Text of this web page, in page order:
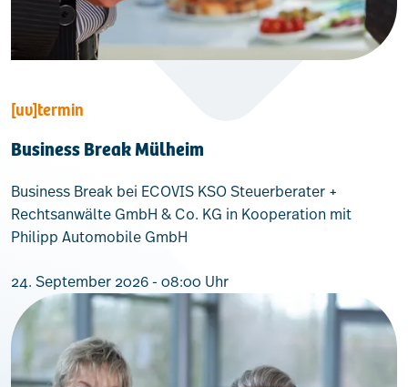
[uv]termin
Business Break Mülheim
Business Break bei ECOVIS KSO Steuerberater +
Rechtsanwälte GmbH & Co. KG in Kooperation mit
Philipp Automobile GmbH
24. September 2026 - 08:00 Uhr